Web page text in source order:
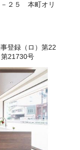
－２５ 本町オリ
登録（ロ）第22
21730号